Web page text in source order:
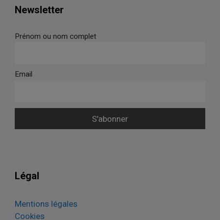
Newsletter
Prénom ou nom complet
Email
Légal
Mentions légales
Cookies